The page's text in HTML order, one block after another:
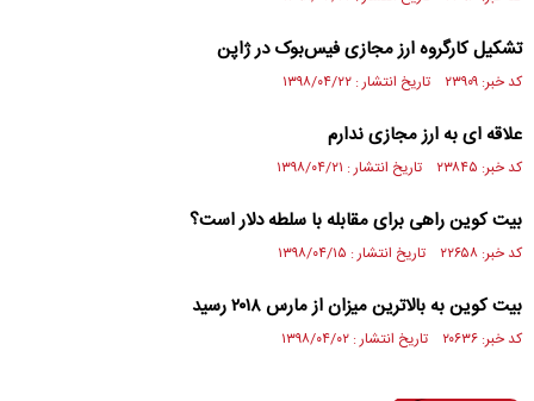
تشکیل کارگروه ارز مجازی فیس‌بوک در ژاپن
کد خبر: ۲۳۹۰۹ تاریخ انتشار : ۱۳۹۸/۰۴/۲۲
علاقه ای به ارز مجازی ندارم
کد خبر: ۲۳۸۴۵ تاریخ انتشار : ۱۳۹۸/۰۴/۲۱
بیت کوین راهی برای مقابله با سلطه دلار است؟
کد خبر: ۲۲۶۵۸ تاریخ انتشار : ۱۳۹۸/۰۴/۱۵
بیت کوین به بالاترین میزان از مارس ۲۰۱۸ رسید
کد خبر: ۲۰۶۳۶ تاریخ انتشار : ۱۳۹۸/۰۴/۰۲